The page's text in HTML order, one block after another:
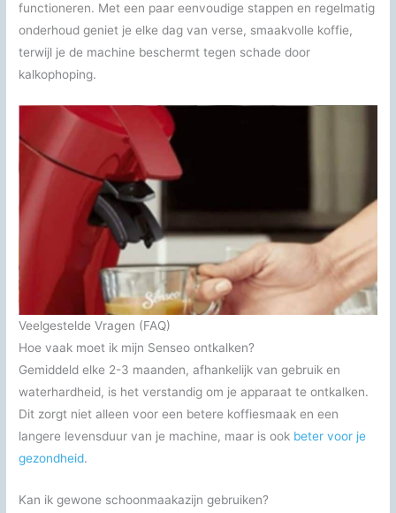
functioneren. Met een paar eenvoudige stappen en regelmatig
onderhoud geniet je elke dag van verse, smaakvolle koffie,
terwijl je de machine beschermt tegen schade door
kalkophoping.
Veelgestelde Vragen (FAQ)
Hoe vaak moet ik mijn Senseo ontkalken?
Gemiddeld elke 2-3 maanden, afhankelijk van gebruik en
waterhardheid, is het verstandig om je apparaat te ontkalken.
Dit zorgt niet alleen voor een betere koffiesmaak en een
langere levensduur van je machine, maar is ook beter voor je
gezondheid.
Kan ik gewone schoonmaakazijn gebruiken?